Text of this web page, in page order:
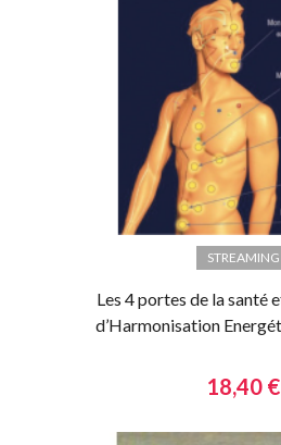
STREAMING
Les 4 portes de la santé
d’Harmonisation
18,40 €